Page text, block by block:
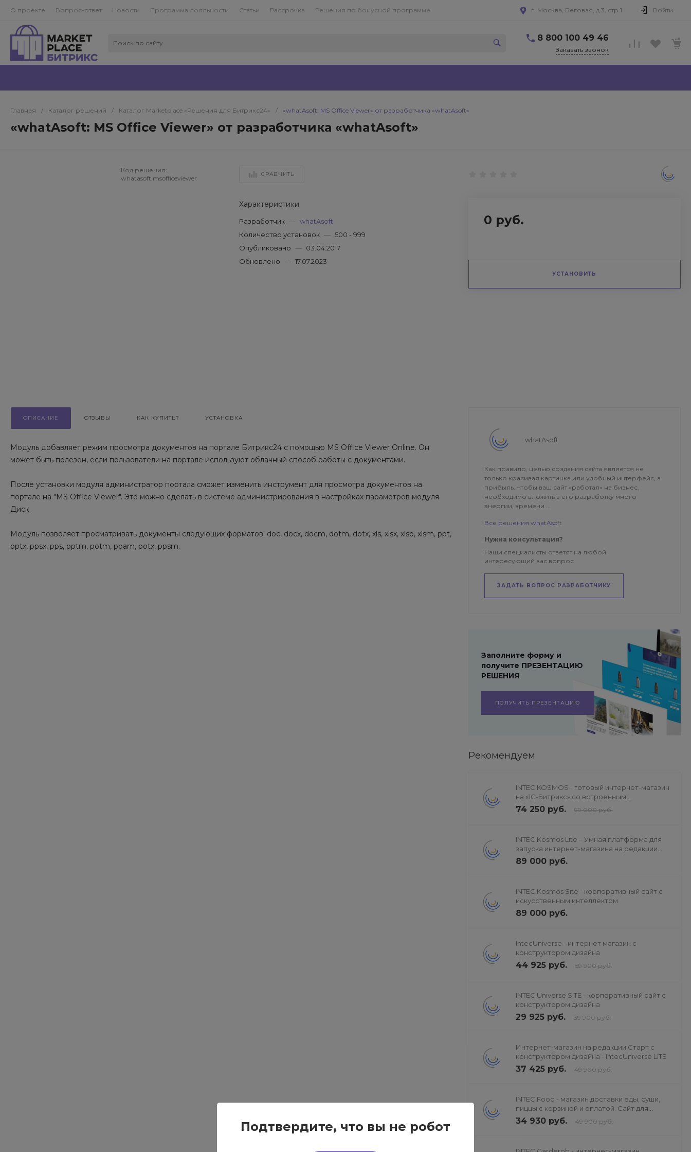
Подтвердите, что вы не робот
О проекте Вопрос-ответ Новости Программа лояльности Статьи Рассрочка Решения по бонусной программе г. Москва, Беговая, д.3, стр.1 Войти
8 800 100 49 46
Заказать звонок
Главная / Каталог решений / Каталог Marketplace «Решения для Битрикс24» / «whatAsoft: MS Office Viewer» от разработчика «whatAsoft»
«whatAsoft: MS Office Viewer» от разработчика «whatAsoft»
Код решения:
whatasoft.msofficeviewer
СРАВНИТЬ
Характеристики
Разработчик — whatAsoft
Количество установок — 500 - 999
Опубликовано — 03.04.2017
Обновлено — 17.07.2023
0 руб.
УСТАНОВИТЬ
ОПИСАНИЕ ОТЗЫВЫ КАК КУПИТЬ? УСТАНОВКА
Модуль добавляет режим просмотра документов на портале Битрикс24 с помощью MS Office Viewer Online. Он
может быть полезен, если пользователи на портале используют облачный способ работы с документами.
После установки модуля администратор портала сможет изменить инструмент для просмотра документов на
портале на "MS Office Viewer". Это можно сделать в системе администрирования в настройках параметров модуля
Диск.
Модуль позволяет просматривать документы следующих форматов: doc, docx, docm, dotm, dotx, xls, xlsx, xlsb, xlsm, ppt,
pptx, ppsx, pps, pptm, potm, ppam, potx, ppsm.
whatAsoft
Как правило, целью создания сайта является не
только красивая картинка или удобный интерфейс, а
прибыль. Чтобы ваш сайт «работал» на бизнес,
необходимо вложить в его разработку много
энергии, времени ...
Все решения whatAsoft
Нужна консультация?
Наши специалисты ответят на любой
интересующий вас вопрос
ЗАДАТЬ ВОПРОС РАЗРАБОТЧИКУ
Заполните форму и
получите ПРЕЗЕНТАЦИЮ
РЕШЕНИЯ
ПОЛУЧИТЬ ПРЕЗЕНТАЦИЮ
Рекомендуем
INTEC.KOSMOS - готовый интернет-магазин
на «1С-Битрикс» со встроенным
искусственным интеллектом
74 250 руб. 99 000 руб.
INTEC.Kosmos Lite – Умная платформа для
запуска интернет-магазина на редакции
«Старт»
89 000 руб.
INTEC.Kosmos Site - корпоративный сайт с
искусственным интеллектом
89 000 руб.
IntecUniverse - интернет магазин с
конструктором дизайна
44 925 руб. 59 900 руб.
INTEC.Universe SITE - корпоративный сайт с
конструктором дизайна
29 925 руб. 39 900 руб.
Интернет-магазин на редакции Старт с
конструктором дизайна - IntecUniverse LITE
37 425 руб. 49 900 руб.
INTEC.Food - магазин доставки еды, суши,
пиццы с корзиной и оплатой. Сайт для
ресторанов и кафе
34 930 руб. 49 900 руб.